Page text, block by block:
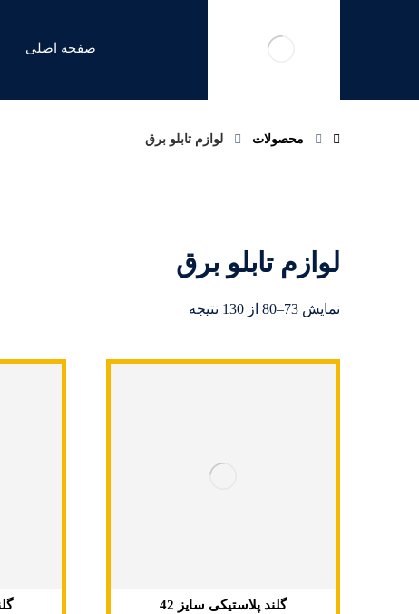
صفحه اصلی
محصولات لوازم تابلو برق
لوازم تابلو برق
نمایش 73–80 از 130 نتیجه
گلند پلاستیکی سایز 42